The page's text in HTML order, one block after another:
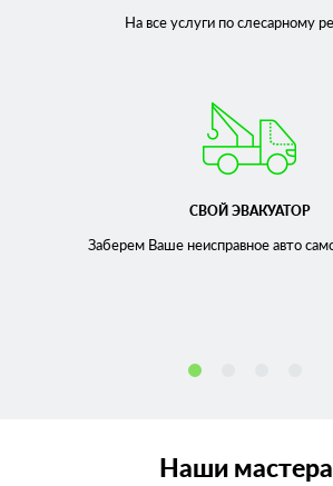
На все услуги по слесарному
СВОЙ ЭВАКУАТОР
Заберем Ваше неисправноеавто
Наши мастера